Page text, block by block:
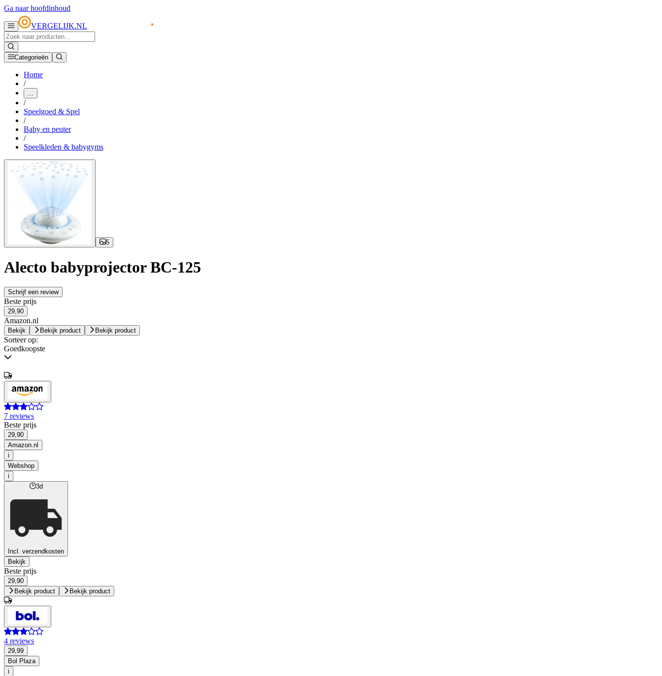
Ga naar hoofdinhoud
VERGELIJK.NL
Categorieën
Home
/
...
/
Speelgoed & Spel
/
Baby en peuter
/
Speelkleden & babygyms
5
Alecto babyprojector BC-125
Schrijf een review
Beste prijs
29,90
Amazon.nl
Bekijk Bekijk product Bekijk product
Sorteer op:
Goedkoopste
7 reviews
Beste prijs
29,90
Amazon.nl
i
Webshop
i
3d
Incl. verzendkosten
Bekijk
Beste prijs
29,90
Bekijk product
Bekijk product
4 reviews
29,99
Bol Plaza
i